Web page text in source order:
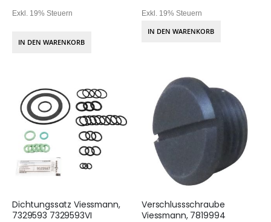
Exkl. 19% Steuern
IN DEN WARENKORB
Exkl. 19% Steuern
IN DEN WARENKORB
Dichtungssatz Viessmann,
7329593 7329593VI
Verschlussschraube
Viessmann, 7819994